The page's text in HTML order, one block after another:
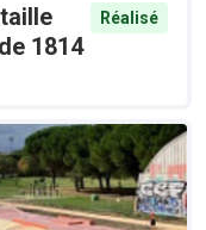
1814
Réalisé